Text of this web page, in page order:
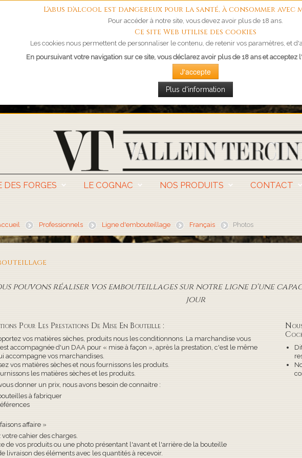
L'abus d'alcool est dangereux pour la santé, à consommer avec
Pour accéder à notre site, vous devez avoir plus de 18 ans.
Ce site Web utilise des cookies
Les cookies nous permettent de personnaliser le contenu, de retenir vos paramètres, et
En poursuivant votre navigation sur ce site, vous déclarez avoir plus de 18 ans et acceptez
J'accepte
Plus d'information
DES FORGES LE COGNAC NOS PRODUITS CONTACT
Professionnels Ligne d'embouteillage Français Photos
pouvons réaliser vos embouteillages sur notre ligne d'une
jour
Pour Les Prestations De Mise En Bouteille :
vos matières sèches, produits nous les conditionnons. La marchandise vous
accompagnée d'un DAA pour « mise à façon », après la prestation, c'est le même
accompagne vos marchandises.
vos matières sèches et nous fournissons les produits.
les matières sèches et les produits.
donner un prix, nous avons besoin de connaitre :
à fabriquer
affaire »
votre cahier des charges.
de vos produits ou une photo présentant l'avant et l'arrière de la bouteille
livraison des éléments avec les quantités à recevoir.